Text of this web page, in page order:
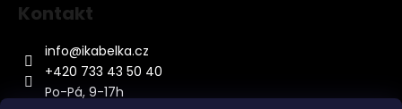
Kontakt
info@ikabelka.cz
+420 733 43 50 40
Po-Pá, 9-17h